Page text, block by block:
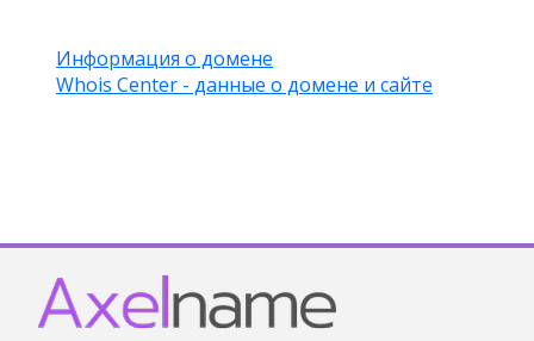
Информация о домене
Whois Center - данные о домене и сайте